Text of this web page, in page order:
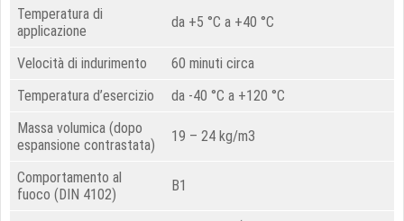
Temperatura di
applicazione
da +5 °C a +40 °C
Velocità di indurimento 60 minuti circa
Temperatura d’esercizio
da -40 °C a +120 °C
Massa volumica (dopo
espansione contrastata)
19 – 24 kg/m3
Comportamento al
fuoco (DIN 4102)
B1